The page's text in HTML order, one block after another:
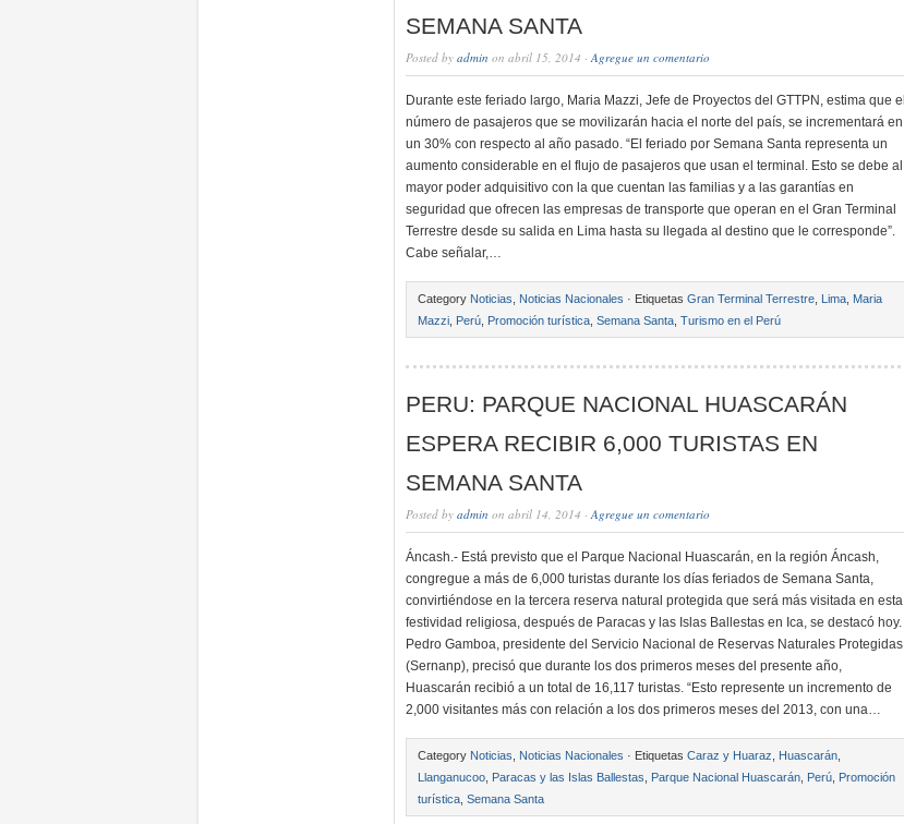
SEMANA SANTA
Posted by admin on abril 15, 2014 ·Agregue un comentario
Durante este feriado largo, Maria Mazzi, Jefe de Proyectos del GTTPN, estima que el
número de pasajeros que se movilizarán hacia el norte del país, se incrementará en
un 30% con respecto al año pasado. “El feriado por Semana Santa representa un
aumento considerable en el flujo de pasajeros que usan el terminal. Esto se debe al
mayor poder adquisitivo con la que cuentan las familias y a las garantías en
seguridad que ofrecen las empresas de transporte que operan en el Gran Terminal
Terrestre desde su salida en Lima hasta su llegada al destino que le corresponde”.
Cabe señalar,…
Category Noticias Noticias Nacionales · Etiquetas Gran Terminal Terrestre Lima Maria
Mazzi Perú Promoción turística Semana Santa Turismo en el Perú
PERU: PARQUE NACIONAL HUASCARÁN
ESPERA RECIBIR 6,000 TURISTAS EN
SEMANA SANTA
Posted by admin on abril 14, 2014 ·Agregue un comentario
Áncash.- Está previsto que el Parque Nacional Huascarán, en la región Áncash,
congregue a más de 6,000 turistas durante los días feriados de Semana Santa,
convirtiéndose en la tercera reserva natural protegida que será más visitada en esta
festividad religiosa, después de Paracas y las Islas Ballestas en Ica, se destacó hoy.
Pedro Gamboa, presidente del Servicio Nacional de Reservas Naturales Protegidas
(Sernanp), precisó que durante los dos primeros meses del presente año,
Huascarán recibió a un total de 16,117 turistas. “Esto represente un incremento de
2,000 visitantes más con relación a los dos primeros meses del 2013, con una…
Category Noticias Noticias Nacionales · Etiquetas Caraz y Huaraz Huascarán
Llanganucoo Paracas y las Islas Ballestas Parque Nacional Huascarán Perú Promoción
turística Semana Santa